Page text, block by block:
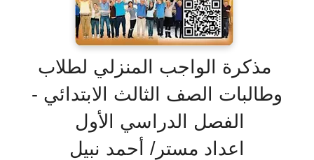
مذكرة الواجب المنزلي لطلاب
وطالبات الصف الثالث الابتدائي -
الفصل الدراسي الأول
اعداد مستر/ أحمد نبيل